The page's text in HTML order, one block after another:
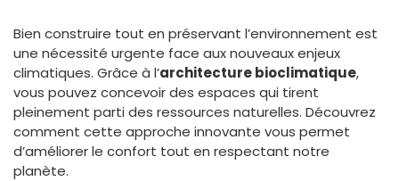
Bien construire tout en préservant l’environnement est
une nécessité urgente face aux nouveaux enjeux
climatiques. Grâce à l’architecture bioclimatique,
vous pouvez concevoir des espaces qui tirent
pleinement parti des ressources naturelles. Découvrez
comment cette approche innovante vous permet
d’améliorer le confort tout en respectant notre
planète.